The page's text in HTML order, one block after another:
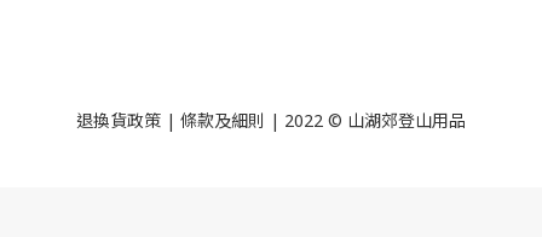
退換貨政策 | 條款及細則 | 2022 © 山湖郊登山用品